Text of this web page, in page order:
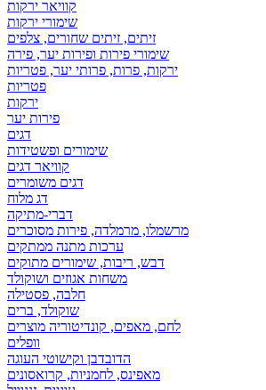
קוויאר ירקות
שימורי ירקות
זיתים, זיתים שחורים, צלפים
שימורי פירות ופירות יער, פירה
ירקות, פרות, פרותי יער, פטריות
פטריות
ירקות
פירות יער
דגים
שימורים ופשטידות
קוויאר דגים
דגים משומרים
דג מלוח
דברי-מתיקה
מרשמלו, מרמלדה, פירות מסוכרים
ערכות מתנה ממתקים
דבש, ריבות, שימורים מתוקים
משחות אגוזים ושוקולד
חלבה, פסטילה
שוקולד, ברים
לחם, מאפים, קונדיטוריה מוצרים
וופלים
הדובדבן וקישוטי העוגה
מאפינס, לחמניות, קרואסונים